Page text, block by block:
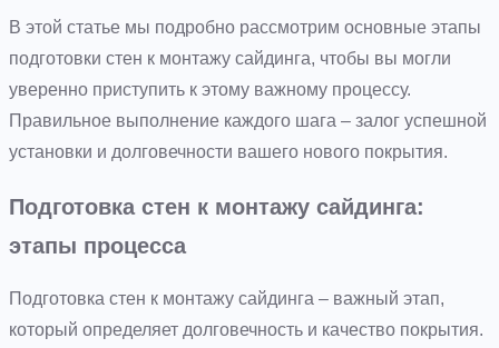
В этой статье мы подробно рассмотрим основные этапы
подготовки стен к монтажу сайдинга, чтобы вы могли
уверенно приступить к этому важному процессу.
Правильное выполнение каждого шага – залог успешной
установки и долговечности вашего нового покрытия.
Подготовка стен к монтажу сайдинга:
этапы процесса
Подготовка стен к монтажу сайдинга – важный этап,
который определяет долговечность и качество покрытия.